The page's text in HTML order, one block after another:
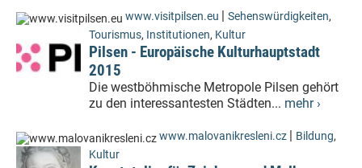
www.visitpilsen.eu Sehenswürdigkeiten,
Tourismus, Institutionen, Kultur
Pilsen - Europäische Kulturhauptstadt
2015
Die westböhmische Metropole Pilsen gehört
zu den interessantesten Städten... mehr ›
www.malovanikresleni.cz Bildung,
Kultur